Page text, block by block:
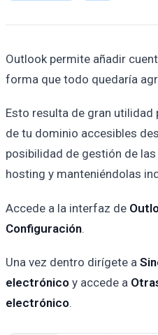
Outlook permite añadir
forma que todo quedaría
Esto resulta de gran utilidad
de tu dominio accesibles
posibilidad de gestión de
hosting y manteniéndolas
Accede a la interfaz de
Configuración.
Una vez dentro dirígete a
electrónico y accede a
electrónico.